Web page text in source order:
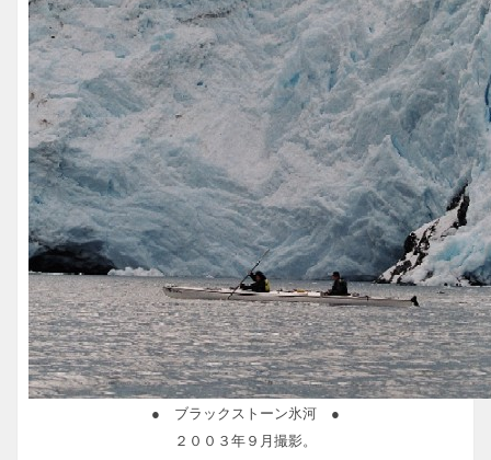
● ブラックストーン氷河 ●
２００３年９月撮影。